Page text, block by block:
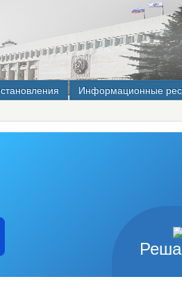
Информационные